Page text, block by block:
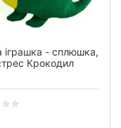
іграшка - сплюшка,
Крокодил